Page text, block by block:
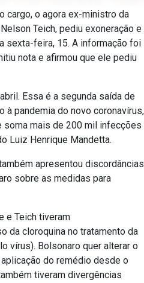
cargo, o agora ex-ministro da
Teich, pediu exoneração e
sexta-feira, 15. A informação foi
nota e afirmou que ele pediu
Essa é a segunda saída de
à pandemia do novo coronavírus,
soma mais de 200 mil infecções
Luiz Henrique Mandetta.
apresentou discordâncias
sobre as medidas para
e Teich tiveram
da cloroquina no tratamento da
vírus). Bolsonaro quer alterar o
do remédio desde o
tiveram divergências